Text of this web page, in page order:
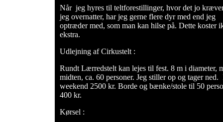
Når jeg hyres til teltforestillinger, hvor det jo
jeg overnatter, har jeg gerne flere dyr med end jeg
optræder med, som man kan hilse på. Dette koster
ekstra.
Udlejning af Cirkustelt :
Rundt Lærredstelt kan lejes til fest. 8 m i diameter,
midten, ca. 60 personer. Jeg stiller op og tager ned.
weekend 2500 kr. Borde og bænke/stole til 50
400 kr.
Kørsel :